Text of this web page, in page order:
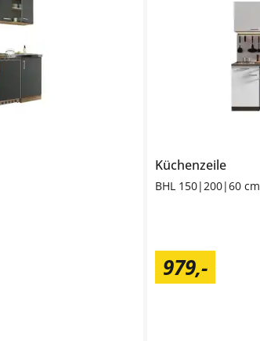
Küchenzeile
BHL 150|200|60 cm
979,-